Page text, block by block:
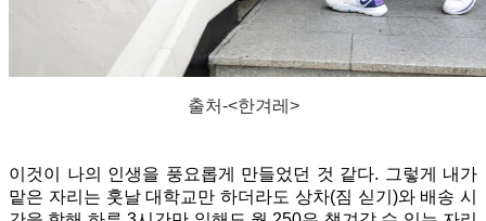
출처-<한겨레>
이것이 나의 인생을 풍요롭게 만들었던 것 같다. 그렇게 내가
맡은 자리는 훗날 대학교만 하더라도 상차(짐 싣기)와 배송 시